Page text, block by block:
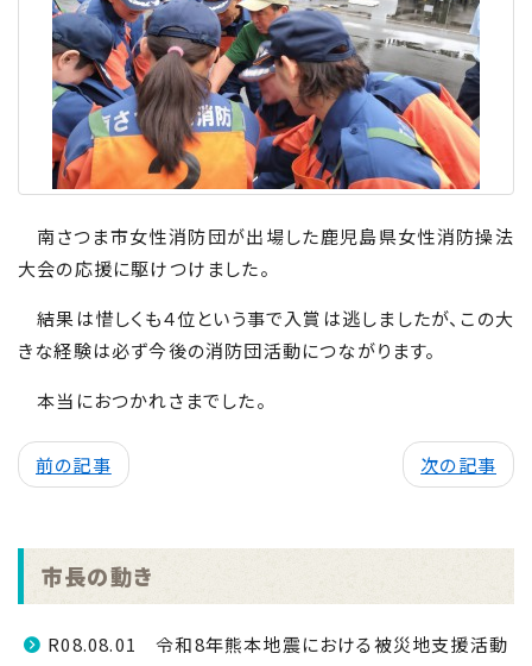
南さつま市女性消防団が出場した鹿児島県女性消防操法
大会の応援に駆けつけました。
結果は惜しくも４位という事で入賞は逃しましたが、この大
きな経験は必ず今後の消防団活動につながります。
本当におつかれさまでした。
前の記事 次の記事
市長の動き
R08.08.01 令和8年熊本地震における被災地支援活動